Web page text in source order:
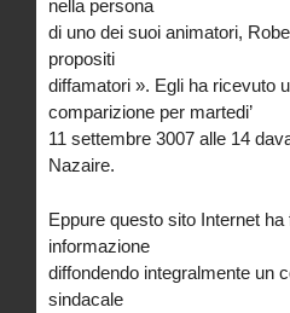
nella persona
di uno dei suoi animatori,
propositi
diffamatori ». Egli ha ricevuto
comparizione per martedi’
11 settembre 3007 alle 14
Nazaire.
Eppure questo sito Internet
informazione
diffondendo integralmente un
sindacale